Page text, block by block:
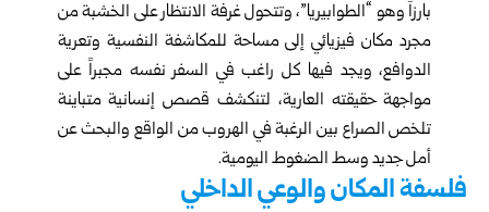
بارزاً وهو “الطوابيريا”، وتتحول غرفة الانتظار ‏على الخشبة من
مجرد مكان فيزيائي إلى مساحة للمكاشفة ‏النفسية وتعرية
الدوافع، ويجد فيها كل راغب في السفر نفسه ‏مجبراً على
مواجهة حقيقته العارية، لتنكشف قصص إنسانية ‏متباينة
تلخص الصراع بين الرغبة في الهروب من الواقع ‏والبحث عن
أمل جديد وسط الضغوط اليومية‎.‎
فلسفة المكان والوعي الداخلي